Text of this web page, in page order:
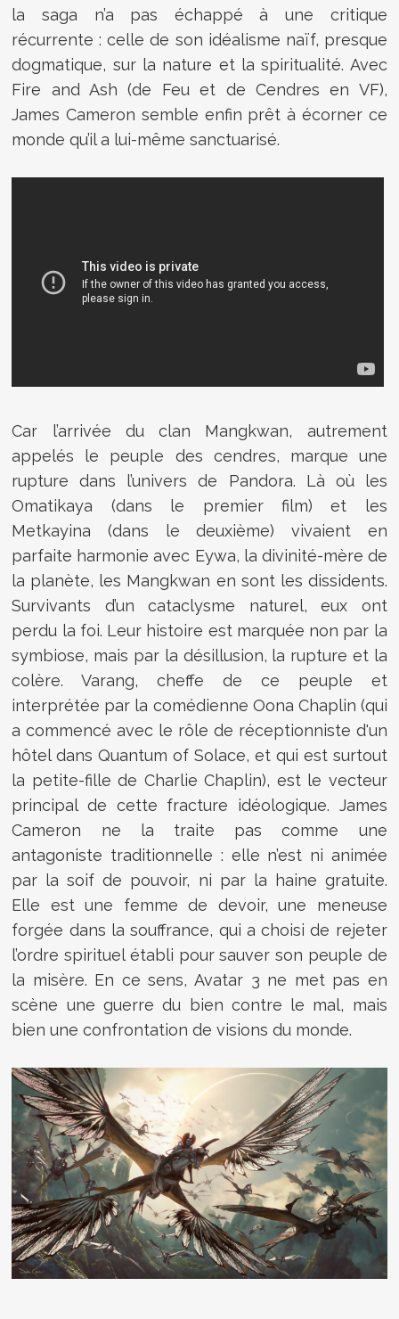
la saga n’a pas échappé à une critique
récurrente : celle de son idéalisme naïf, presque
dogmatique, sur la nature et la spiritualité. Avec
Fire and Ash (de Feu et de Cendres en VF),
James Cameron semble enfin prêt à écorner ce
monde qu’il a lui-même sanctuarisé.
Car l’arrivée du clan Mangkwan, autrement
appelés le peuple des cendres, marque une
rupture dans l’univers de Pandora. Là où les
Omatikaya (dans le premier film) et les
Metkayina (dans le deuxième) vivaient en
parfaite harmonie avec Eywa, la divinité-mère de
la planète, les Mangkwan en sont les dissidents.
Survivants d’un cataclysme naturel, eux ont
perdu la foi. Leur histoire est marquée non par la
symbiose, mais par la désillusion, la rupture et la
colère. Varang, cheffe de ce peuple et
interprétée par la comédienne Oona Chaplin (qui
a commencé avec le rôle de réceptionniste d'un
hôtel dans Quantum of Solace, et qui est surtout
la petite-fille de Charlie Chaplin), est le vecteur
principal de cette fracture idéologique. James
Cameron ne la traite pas comme une
antagoniste traditionnelle : elle n’est ni animée
par la soif de pouvoir, ni par la haine gratuite.
Elle est une femme de devoir, une meneuse
forgée dans la souffrance, qui a choisi de rejeter
l’ordre spirituel établi pour sauver son peuple de
la misère. En ce sens, Avatar 3 ne met pas en
scène une guerre du bien contre le mal, mais
bien une confrontation de visions du monde.